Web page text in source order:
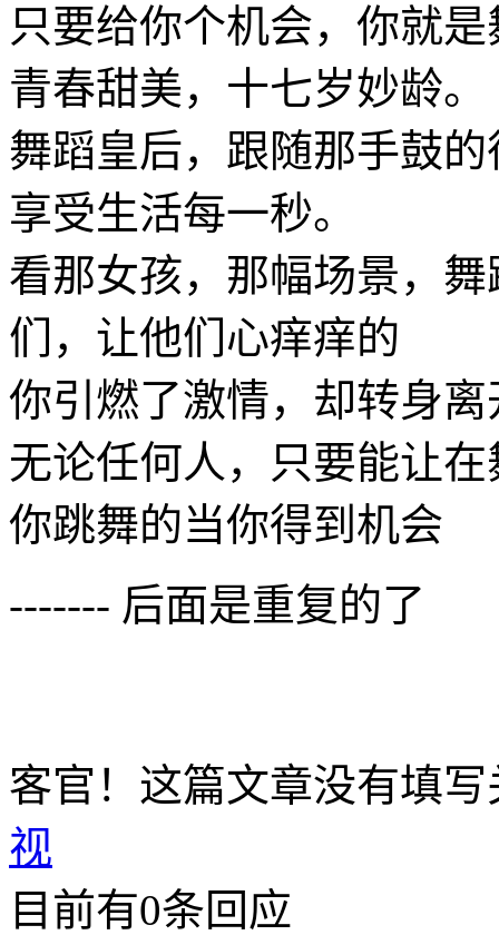
只要给你个机会，你就
青春甜美，十七岁妙龄。
舞蹈皇后，跟随那手鼓
享受生活每一秒。
看那女孩，那幅场景，
们，让他们心痒痒的
你引燃了激情，却转身
无论任何人，只要能让
你跳舞的当你得到机会
------- 后面是重复的了
客官！这篇文章没有填
视
目前有0条回应